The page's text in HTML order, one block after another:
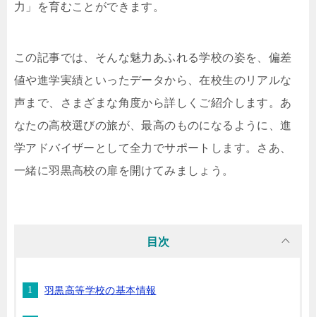
力」を育むことができます。
この記事では、そんな魅力あふれる学校の姿を、偏差
値や進学実績といったデータから、在校生のリアルな
声まで、さまざまな角度から詳しくご紹介します。あ
なたの高校選びの旅が、最高のものになるように、進
学アドバイザーとして全力でサポートします。さあ、
一緒に羽黒高校の扉を開けてみましょう。
目次
羽黒高等学校の基本情報